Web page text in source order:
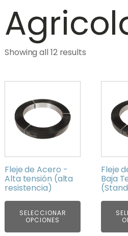
Showing all 12 results
Fleje de Acero -
Alta tensión (alta
resistencia)
SELECCIONAR
OPCIONES
product
has
multiple
variants.
options
may
be
chosen
Fleje
Baja
has
options
may
be